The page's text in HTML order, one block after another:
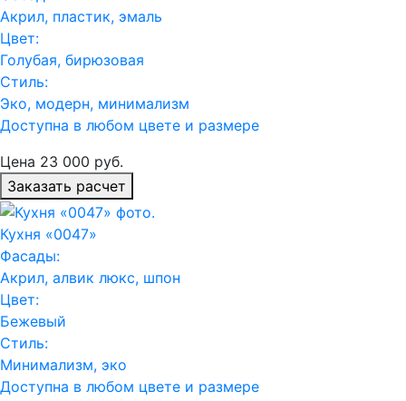
Акрил, пластик, эмаль
Цвет:
Голубая, бирюзовая
Стиль:
Эко, модерн, минимализм
Доступна в любом цвете и размере
Цена 23 000 руб.
Заказать расчет
Кухня «0047»
Фасады:
Акрил, алвик люкс, шпон
Цвет:
Бежевый
Стиль:
Минимализм, эко
Доступна в любом цвете и размере